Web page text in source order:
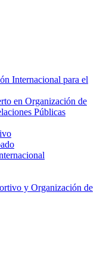
Internacional para el
en Organización de
Públicas
y Organización de